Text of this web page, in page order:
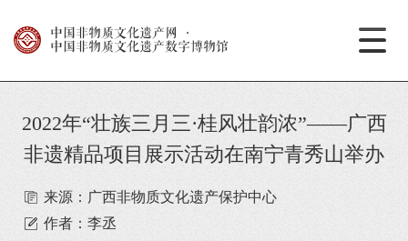
中国非物质文化遗产网
·
中国非物质文化遗产数字博物馆
2022年“壮族三月三·桂风壮韵浓”——广西
非遗精品项目展示活动在南宁青秀山举办
来源：广西非物质文化遗产保护中心
作者：李丞